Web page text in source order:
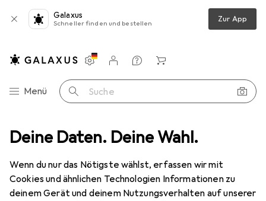
Deine Daten. Deine Wahl.
Wenn du nur das Nötigste wählst, erfassen wir mit
Cookies und ähnlichen Technologien Informationen zu
deinem Gerät und deinem Nutzungsverhalten auf unserer
Galaxus
Schneller finden und bestellen Zur App
Navigation nach Kategorien
Menü Suche
Einstellungen
Kundenkonto
Vergleichslisten
Merklisten
Warenkorb
Wohnen Badaccessoires Zahnputzbecher